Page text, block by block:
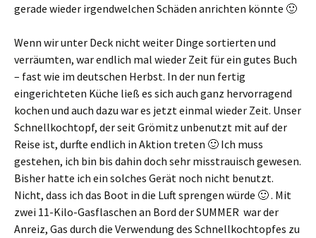
gerade wieder irgendwelchen Schäden anrichten könnte 🙂
Wenn wir unter Deck nicht weiter Dinge sortierten und
verräumten, war endlich mal wieder Zeit für ein gutes Buch
– fast wie im deutschen Herbst. In der nun fertig
eingerichteten Küche ließ es sich auch ganz hervorragend
kochen und auch dazu war es jetzt einmal wieder Zeit. Unser
Schnellkochtopf, der seit Grömitz unbenutzt mit auf der
Reise ist, durfte endlich in Aktion treten 🙂 Ich muss
gestehen, ich bin bis dahin doch sehr misstrauisch gewesen.
Bisher hatte ich ein solches Gerät noch nicht benutzt.
Nicht, dass ich das Boot in die Luft sprengen würde 🙂 . Mit
zwei 11-Kilo-Gasflaschen an Bord der SUMMER war der
Anreiz, Gas durch die Verwendung des Schnellkochtopfes zu